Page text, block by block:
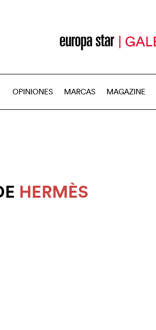
OPINIONES MARCAS MAGAZINE
HERMÈS